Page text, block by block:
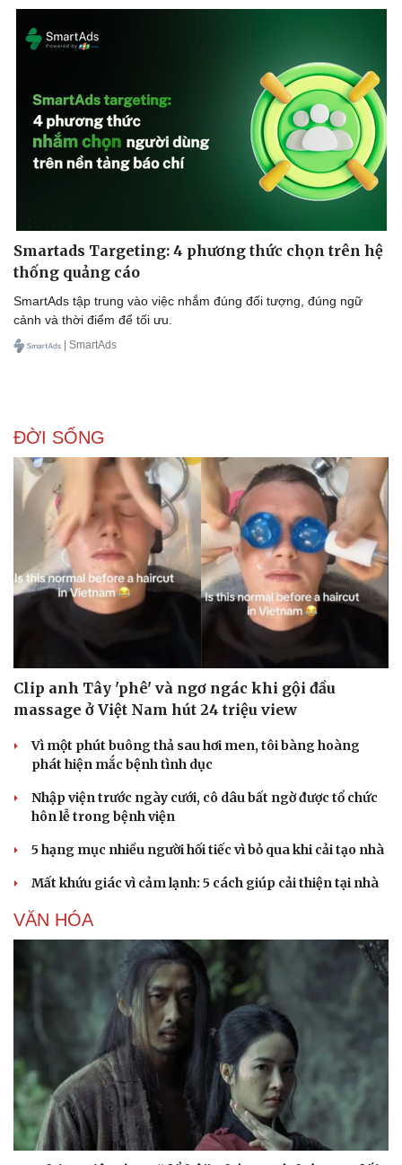
Doanh nghiệp
Thông tin doanh nghiệp
Công nghệ
Sành điệu
Smartads Targeting: 4 phương thức chọn trên hệ
thống quảng cáo
SmartAds tập trung vào việc nhắm đúng đối tượng, đúng ngữ
cảnh và thời điểm để tối ưu.
| SmartAds
ĐỜI SỐNG
Clip anh Tây 'phê' và ngơ ngác khi gội đầu
massage ở Việt Nam hút 24 triệu view
Vì một phút buông thả sau hơi men, tôi bàng hoàng
phát hiện mắc bệnh tình dục
Nhập viện trước ngày cưới, cô dâu bất ngờ được tổ chức
hôn lễ trong bệnh viện
5 hạng mục nhiều người hối tiếc vì bỏ qua khi cải tạo nhà
Mất khứu giác vì cảm lạnh: 5 cách giúp cải thiện tại nhà
VĂN HÓA